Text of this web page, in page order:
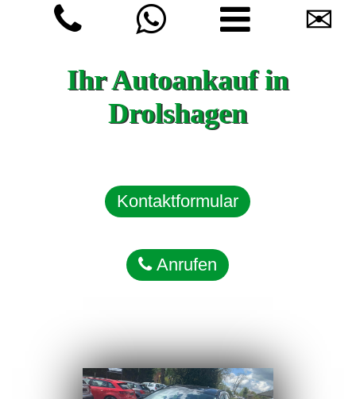
✉
Ihr Autoankauf in
Drolshagen
Kontaktformular
Anrufen